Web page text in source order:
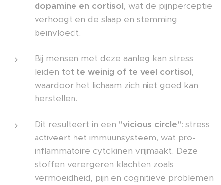
dopamine en cortisol, wat de pijnperceptie
verhoogt en de slaap en stemming
beïnvloedt.
Bij mensen met deze aanleg kan stress
leiden tot te weinig of te veel cortisol,
waardoor het lichaam zich niet goed kan
herstellen.
Dit resulteert in een "vicious circle": stress
activeert het immuunsysteem, wat pro-
inflammatoire cytokinen vrijmaakt. Deze
stoffen verergeren klachten zoals
vermoeidheid, pijn en cognitieve problemen